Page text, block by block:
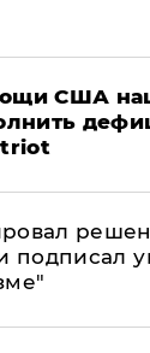
США
подписал